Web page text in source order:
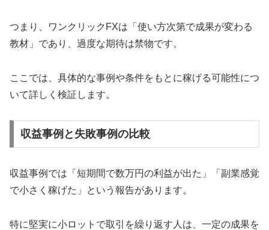
つまり、ワンクリックFXは「使い方次第で成果が変わる
教材」であり、過度な期待は禁物です。
ここでは、具体的な事例や条件をもとに稼げる可能性につ
いて詳しく検証します。
収益事例と失敗事例の比較
収益事例では「短期間で数万円の利益が出た」「副業感覚
で小さく稼げた」という報告があります。
特に堅実に小ロットで取引を繰り返す人は、一定の成果を